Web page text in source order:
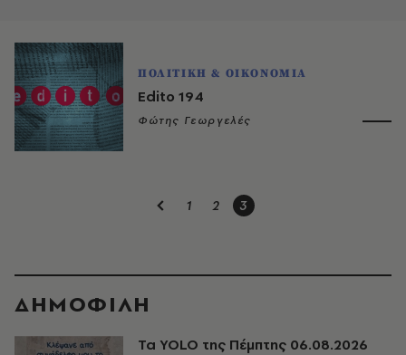
ΠΟΛΙΤΙΚΗ & ΟΙΚΟΝΟΜΙΑ
Edito 194
Φώτης Γεωργελές
1 2 3
ΔΗΜΟΦΙΛΗ
Τα YOLO της Πέμπτης 06.08.2026